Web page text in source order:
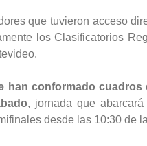
que tuvieron acceso
los Clasificatorios
han conformado
, jornada que
desde las 10:30 de